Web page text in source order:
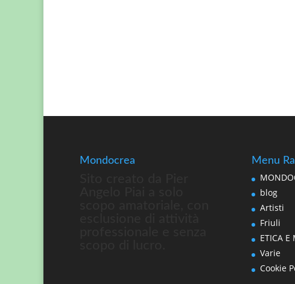
Mondocrea Menu
blog
Artisti
Friuli
ETICA E
Varie
Cookie